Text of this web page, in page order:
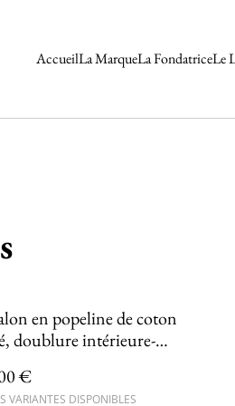
AccueilLa MarqueLa FondatriceLe
en popeline de coton
doublure intérieure-
€
VARIANTES DISPONIBLES